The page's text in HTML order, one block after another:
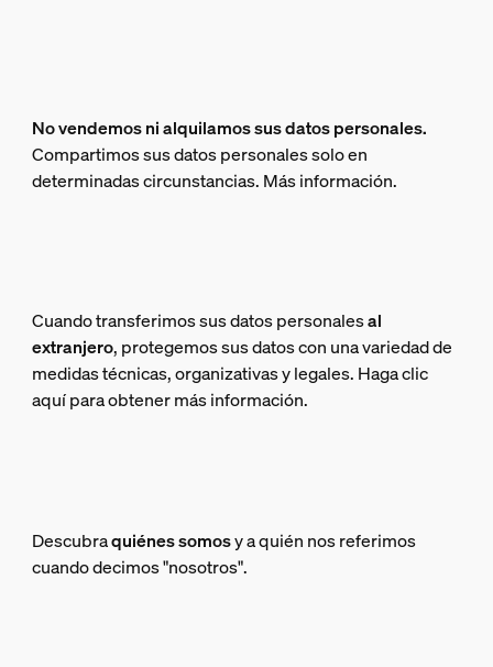
No vendemos ni alquilamos sus datos personales.
Compartimos sus datos personales solo en
determinadas circunstancias. Más información.
Cuando transferimos sus datos personalesal
extranjero, protegemos sus datos con una variedad de
medidas técnicas, organizativas y legales. Haga clic
aquí para obtener más información.
Descubraquiénes somosy a quién nos referimos
cuando decimos "nosotros".